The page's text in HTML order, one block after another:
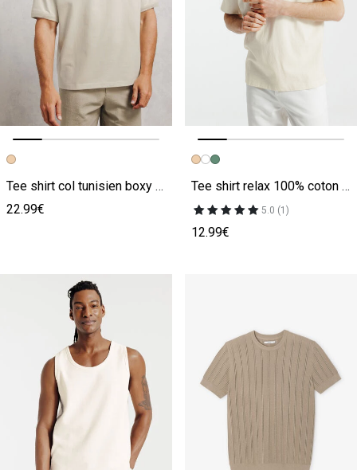
Image précédente
Image suivante
Tee shirt col tunisien boxy beige
22.99€
Image précédente
Image suivante
Tee shirt relax 100% coton beige
5.0 (1)
12.99€